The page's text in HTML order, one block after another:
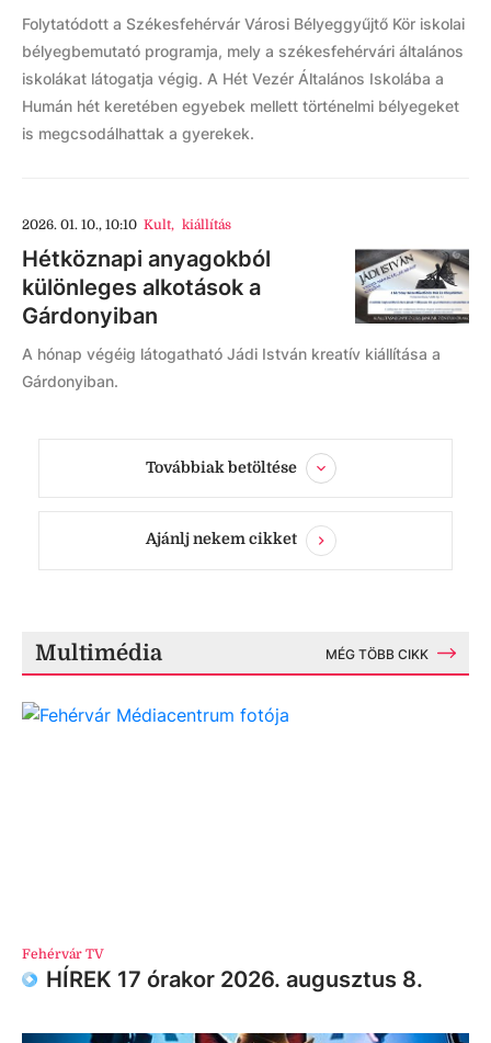
Folytatódott a Székesfehérvár Városi Bélyeggyűjtő Kör iskolai
bélyegbemutató programja, mely a székesfehérvári általános
iskolákat látogatja végig. A Hét Vezér Általános Iskolába a
Humán hét keretében egyebek mellett történelmi bélyegeket
is megcsodálhattak a gyerekek.
2026. 01. 10., 10:10 Kult, kiállítás
Hétköznapi anyagokból
különleges alkotások a
Gárdonyiban
A hónap végéig látogatható Jádi István kreatív kiállítása a
Gárdonyiban.
Továbbiak betöltése
Ajánlj nekem cikket
Multimédia MÉG TÖBB CIKK
Fehérvár TV
HÍREK 17 órakor 2026. augusztus 8.